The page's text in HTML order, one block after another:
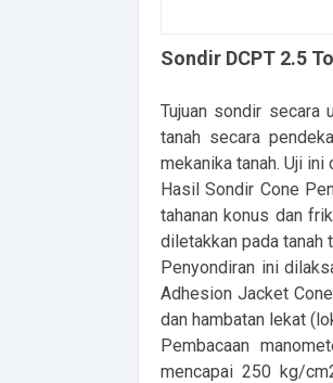
Sondir DCPT 2.5
Tujuan sondir secara
tanah secara
mekanika tanah. Uji
Hasil Sondir Cone
tahanan konus dan
diletakkan pada tanah
Penyondiran ini
Adhesion Jacket
dan hambatan lekat
Pembacaan
mencapai 250 kg/